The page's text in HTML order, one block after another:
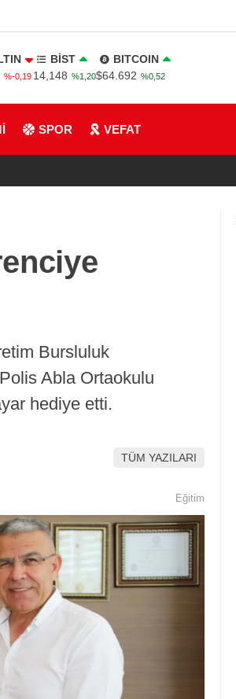
%-0,19
BİST
14,148 %1,20
BITCOIN
$64.692 %0,52
SPOR VEFAT
Bursluluk
Abla Ortaokulu
hediye etti.
TÜM YAZILARI
Eğitim